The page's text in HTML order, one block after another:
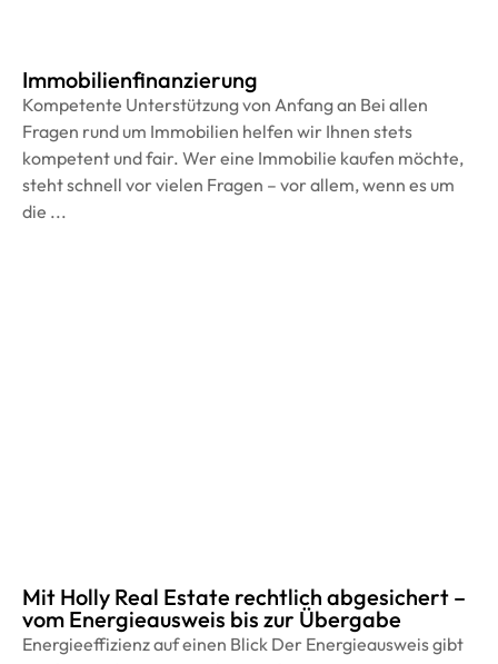
Immobilienfinanzierung
Kompetente Unterstützung von Anfang an Bei allen
Fragen rund um Immobilien helfen wir Ihnen stets
kompetent und fair. Wer eine Immobilie kaufen möchte,
steht schnell vor vielen Fragen – vor allem, wenn es um
die ...
Mit Holly Real Estate rechtlich abgesichert –
vom Energieausweis bis zur Übergabe
Energieeffizienz auf einen Blick Der Energieausweis gibt